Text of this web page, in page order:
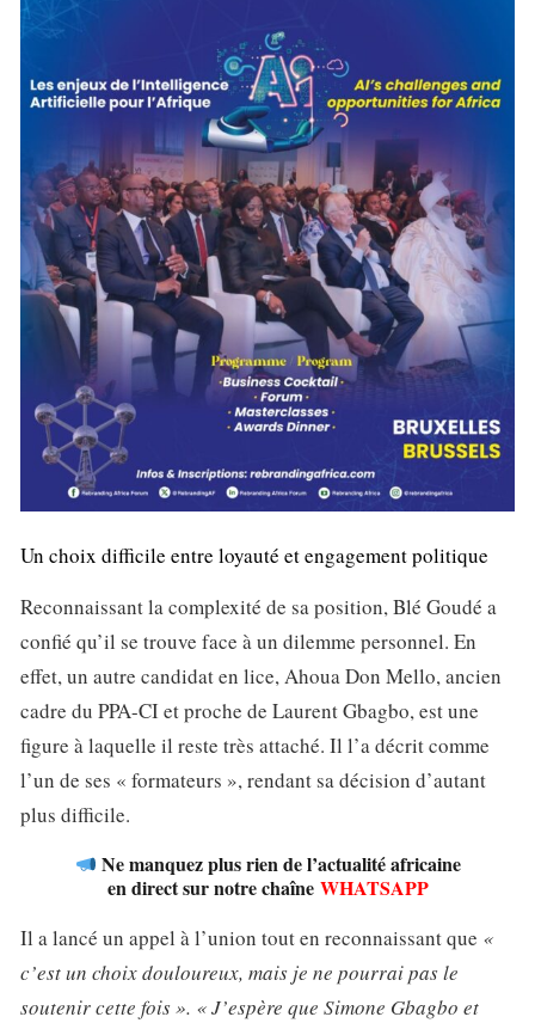
Un choix difficile entre loyauté et engagement politique
Reconnaissant la complexité de sa position, Blé Goudé a
confié qu’il se trouve face à un dilemme personnel. En
effet, un autre candidat en lice, Ahoua Don Mello, ancien
cadre du PPA-CI et proche de Laurent Gbagbo, est une
figure à laquelle il reste très attaché. Il l’a décrit comme
l’un de ses « formateurs », rendant sa décision d’autant
plus difficile.
Ne manquez plus rien de l’actualité africaine
en direct sur notre chaîne WHATSAPP
Il a lancé un appel à l’union tout en reconnaissant que «
c’est un choix douloureux, mais je ne pourrai pas le
soutenir cette fois ». « J’espère que Simone Gbagbo et